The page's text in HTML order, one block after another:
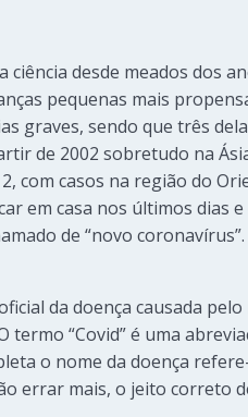
desde meados dos
pequenas mais
graves, sendo que três
de 2002 sobretudo na
com casos na região do
em casa nos últimos dias
de “novo coronavírus”.
da doença causada
“Covid” é uma
o nome da doença
errar mais, o jeito correto